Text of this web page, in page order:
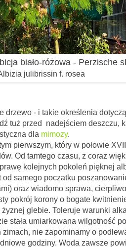
biało-różowa - Perzische
julibrissin f. rosea
określenia dotyczą
tuż przed nadejściem deszczu,
dla mimozy.
który w połowie XVIII
Od tamtego czasu, z coraz
kolejnych pokoleń pięknej
samego poczatku
oraz wiadomo sprawa,
o bogate kwitnienie,
glebie. Toleruje warunki
stała umiarkowana wilgotność
zimach, nie zapominamy o
godziny. Woda zawsze